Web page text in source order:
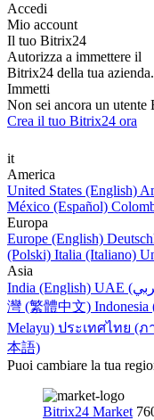
Accedi
Mio account
Il tuo Bitrix24
Autorizza a immettere il
Bitrix24 della tua azienda.
Immetti
Non sei ancora un utente
Crea il tuo Bitrix24 ora
it
America
United States (English)
México (Español)
Europa
Europe (English)
(Polski) Italia (Italiano)
Asia
India (English)
灣 (繁體中文) Indonesia
Melayu) ประเทศไทย (ภ
本語)
Puoi cambiare la tua
Bitrix24 Market